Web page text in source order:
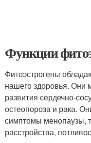
Функции
Фитоэстрогены
нашего здоровья. Они
развития сердечно-
остеопороза и рака.
симптомы менопаузы,
расстройства,